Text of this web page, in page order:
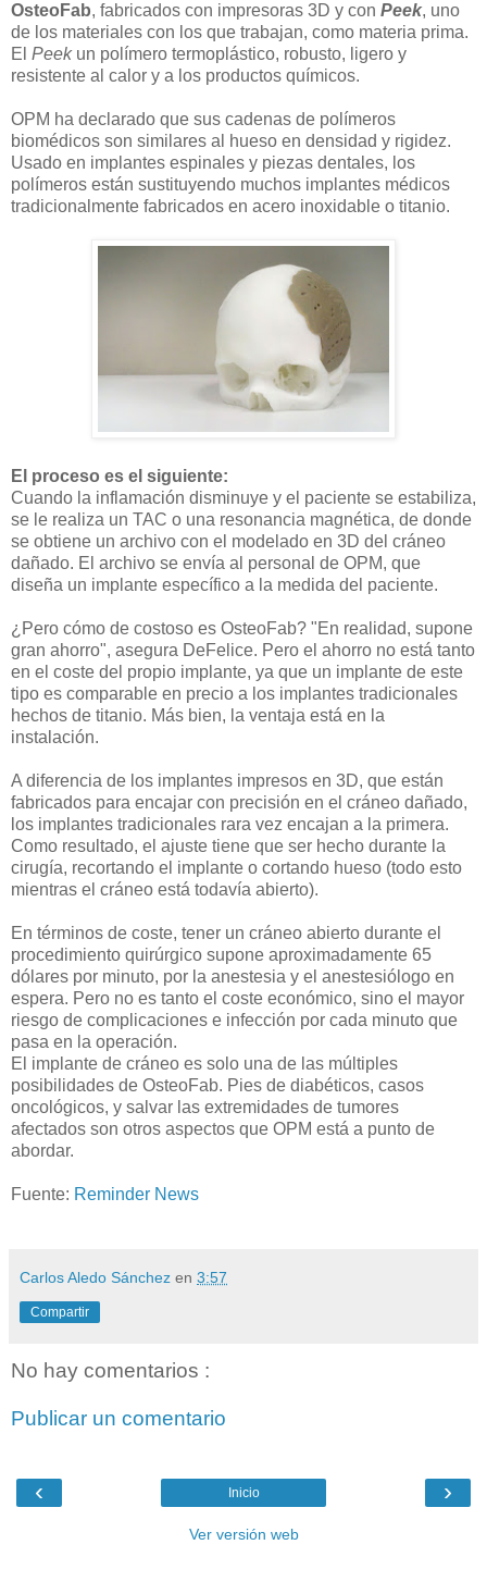
OsteoFab, fabricados con impresoras 3D y con Peek, uno
de los materiales con los que trabajan, como materia prima.
El Peekun polímero termoplástico, robusto, ligero y
resistente al calor y a los productos químicos.
OPM ha declarado que sus cadenas de polímeros
biomédicos son similares al hueso en densidad y rigidez.
Usado en implantes espinales y piezas dentales, los
polímeros están sustituyendo muchos implantes médicos
tradicionalmente fabricados en acero inoxidable o titanio.
El proceso es el siguiente:
Cuando la inflamación disminuye y el paciente se estabiliza,
se le realiza un TAC o una resonancia magnética, de donde
se obtiene un archivo con el modelado en 3D del cráneo
dañado. El archivo se envía al personal de OPM, que
diseña un implante específico a la medida del paciente.
¿Pero cómo de costoso es OsteoFab? "En realidad, supone
gran ahorro", asegura DeFelice. Pero el ahorro no está tanto
en el coste del propio implante, ya que un implante de este
tipo es comparable en precio a los implantes tradicionales
hechos de titanio. Más bien, la ventaja está en la
instalación.
A diferencia de los implantes impresos en 3D, que están
fabricados para encajar con precisión en el cráneo dañado,
los implantes tradicionales rara vez encajan a la primera.
Como resultado, el ajuste tiene que ser hecho durante la
cirugía, recortando el implante o cortando hueso (todo esto
mientras el cráneo está todavía abierto).
En términos de coste, tener un cráneo abierto durante el
procedimiento quirúrgico supone aproximadamente 65
dólares por minuto, por la anestesia y el anestesiólogo en
espera. Pero no es tanto el coste económico, sino el mayor
riesgo de complicaciones e infección por cada minuto que
pasa en la operación.
El implante de cráneo es solo una de las múltiples
posibilidades de OsteoFab. Pies de diabéticos, casos
oncológicos, y salvar las extremidades de tumores
afectados son otros aspectos que OPM está a punto de
abordar.
Fuente: Reminder News
Carlos Aledo Sánchez en 3:57
Compartir
No hay comentarios :
Publicar un comentario
‹ ›
Inicio
Ver versión web